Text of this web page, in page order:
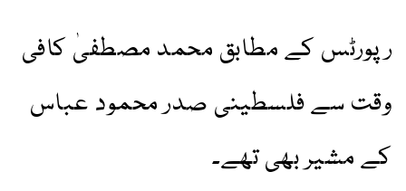
رپورٹس کے مطابق محمد مصطفیٰ کافی
وقت سے فلسطینی صدر محمود عباس
کے مشیر بھی تھے۔